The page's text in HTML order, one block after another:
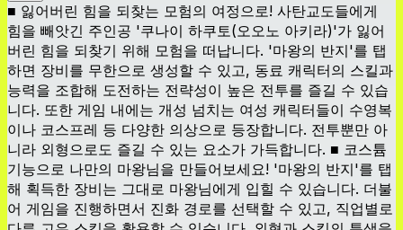
■ 잃어버린 힘을 되찾는 모험의 여정으로! 사탄교도들에게
힘을 빼앗긴 주인공 '쿠나이 하쿠토(오오노 아키라)'가 잃어
버린 힘을 되찾기 위해 모험을 떠납니다. '마왕의 반지'를 탭
하면 장비를 무한으로 생성할 수 있고, 동료 캐릭터의 스킬과
능력을 조합해 도전하는 전략성이 높은 전투를 즐길 수 있습
니다. 또한 게임 내에는 개성 넘치는 여성 캐릭터들이 수영복
이나 코스프레 등 다양한 의상으로 등장합니다. 전투뿐만 아
니라 외형으로도 즐길 수 있는 요소가 가득합니다. ■ 코스튬
기능으로 나만의 마왕님을 만들어보세요! '마왕의 반지'를 탭
해 획득한 장비는 그대로 마왕님에게 입힐 수 있습니다. 더불
어 게임을 진행하면서 진화 경로를 선택할 수 있고, 직업별로